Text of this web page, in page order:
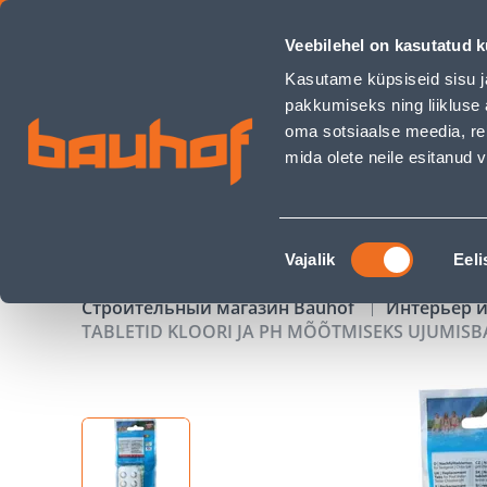
Veebilehel on kasutatud
Kasutame küpsiseid sisu
pakkumiseks ning
oma sotsiaalse meedia,
mida olete neile esitanud
Nõusoleku
valik
Vajalik
TABLETID KLOORI JA PH MÕÕTMISEKS UJUMISBASSEINIS
Обслуживание бизнес-клиентов
АКЦИИ
Строительный магазин Bauhof Интерьер
TABLETID KLOORI JA PH MÕÕTMISEKS